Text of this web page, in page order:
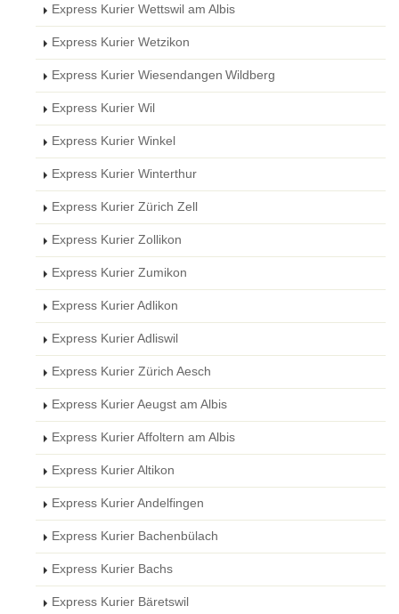
Express Kurier Wettswil am Albis
Express Kurier Wetzikon
Express Kurier Wiesendangen Wildberg
Express Kurier Wil
Express Kurier Winkel
Express Kurier Winterthur
Express Kurier Zürich Zell
Express Kurier Zollikon
Express Kurier Zumikon
Express Kurier Adlikon
Express Kurier Adliswil
Express Kurier Zürich Aesch
Express Kurier Aeugst am Albis
Express Kurier Affoltern am Albis
Express Kurier Altikon
Express Kurier Andelfingen
Express Kurier Bachenbülach
Express Kurier Bachs
Express Kurier Bäretswil